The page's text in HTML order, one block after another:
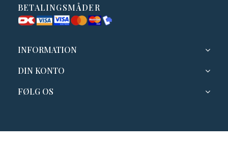
BETALINGSMÅDER
INFORMATION
DIN KONTO
FØLG OS